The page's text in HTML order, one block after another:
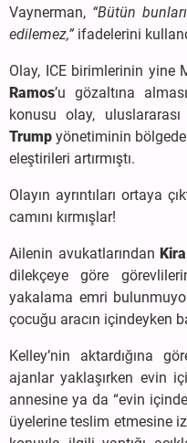
Vaynerman, “Bütün
edilemez,” ifadelerini
Olay, ICE birimlerinin yine
Ramos’u gözaltına
konusu olay,
Trump yönetiminin
eleştirileri artırmıştı.
Olayın ayrıntıları ortaya
camını kırmışlar!
Ailenin avukatlarından
dilekçeye göre
yakalama emri
çocuğu aracın içindeyken
Kelley’nin aktardığına
ajanlar yaklaşırken evin
annesine ya da “evin
üyelerine teslim etmesine